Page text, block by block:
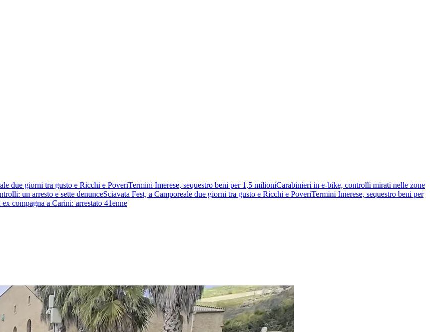
due giorni tra gusto e Ricchi e PoveriTermini Imerese, sequestro beni per 1,5 milioniCarabinieri in e-bike, controlli mirati nelle zone
un arresto e sette denunceSciavata Fest, a Camporeale due giorni tra gusto e Ricchi e PoveriTermini Imerese, sequestro beni per
compagna a Carini: arrestato 41enne